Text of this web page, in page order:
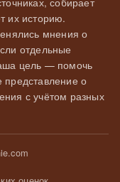
их историю.
мнения о
отдельные
цель — помочь
представление о
с учётом разных